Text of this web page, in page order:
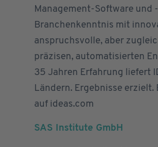
Management-Software und
Branchenkenntnis mit
anspruchsvolle, aber
präzisen, automatisierten
35 Jahren Erfahrung liefert
Ländern. Ergebnisse
auf ideas.com
SAS Institute GmbH